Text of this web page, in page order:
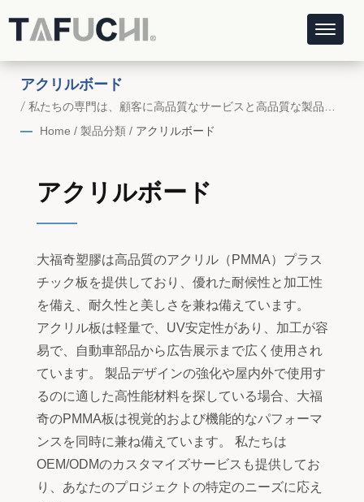
アクリルボード
/ 私たちの専門は、顧客に高品質なサービスと高品質な製品を
提供することです。
Home / 製品分類 / アクリルボード
アクリルボード
大福奇塑膠は高品質のアクリル（PMMA）プラス
チック板を提供しており、優れた耐候性と加工性
を備え、耐久性と美しさを兼ね備えています。
アクリル板は軽量で、UV安定性があり、加工が容
易で、自動車部品から広告展示まで広く使用され
ています。 製品デザインの強化や屋内外で使用す
るのに適した高性能材料を探している場合、大福
奇のPMMA板は視覚的および機能的なパフォーマ
ンスを同時に兼ね備えています。 私たちは
OEM/ODMのカスタマイズサービスも提供してお
り、あなたのプロジェクトの特定のニーズに応え